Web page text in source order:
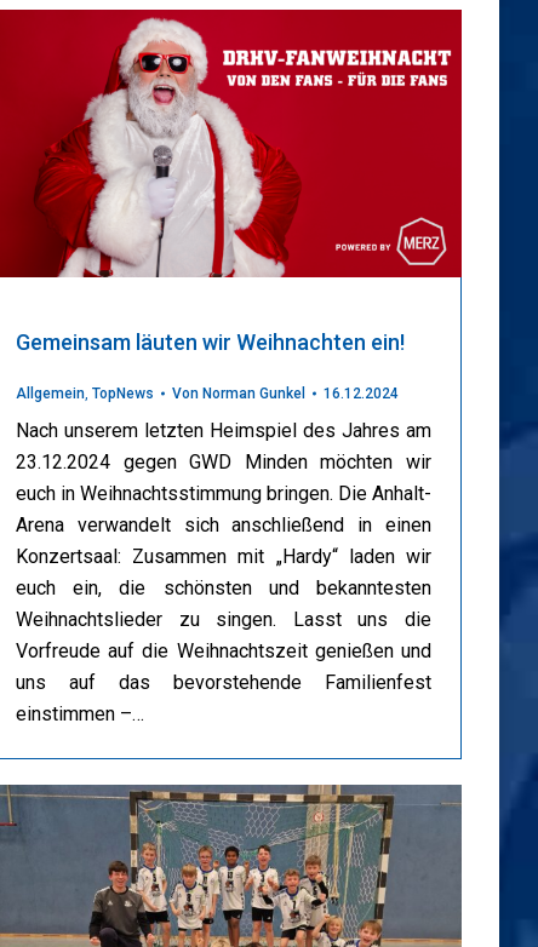
Gemeinsam läuten wir Weihnachten ein!
Allgemein, TopNews Von Norman Gunkel 16.12.2024
Nach unserem letzten Heimspiel des Jahres am
23.12.2024 gegen GWD Minden möchten wir
euch in Weihnachtsstimmung bringen. Die Anhalt-
Arena verwandelt sich anschließend in einen
Konzertsaal: Zusammen mit „Hardy“ laden wir
euch ein, die schönsten und bekanntesten
Weihnachtslieder zu singen. Lasst uns die
Vorfreude auf die Weihnachtszeit genießen und
uns auf das bevorstehende Familienfest
einstimmen –…